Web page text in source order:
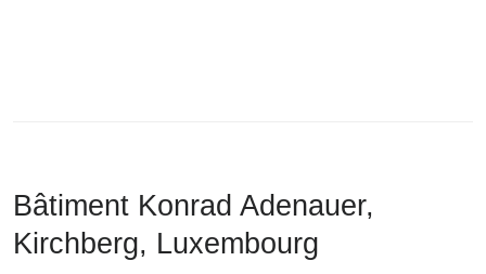
Bâtiment Konrad Adenauer,
Kirchberg, Luxembourg